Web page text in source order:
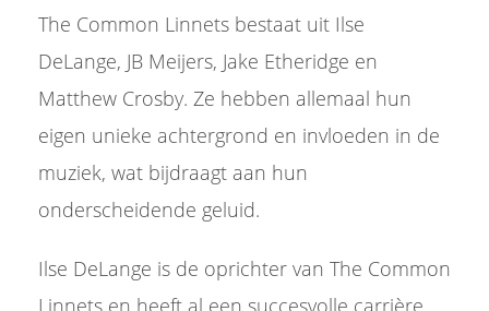
The Common Linnets bestaat uit Ilse
DeLange, JB Meijers, Jake Etheridge en
Matthew Crosby. Ze hebben allemaal hun
eigen unieke achtergrond en invloeden in de
muziek, wat bijdraagt aan hun
onderscheidende geluid.
Ilse DeLange is de oprichter van The Common
Linnets en heeft al een succesvolle carrière